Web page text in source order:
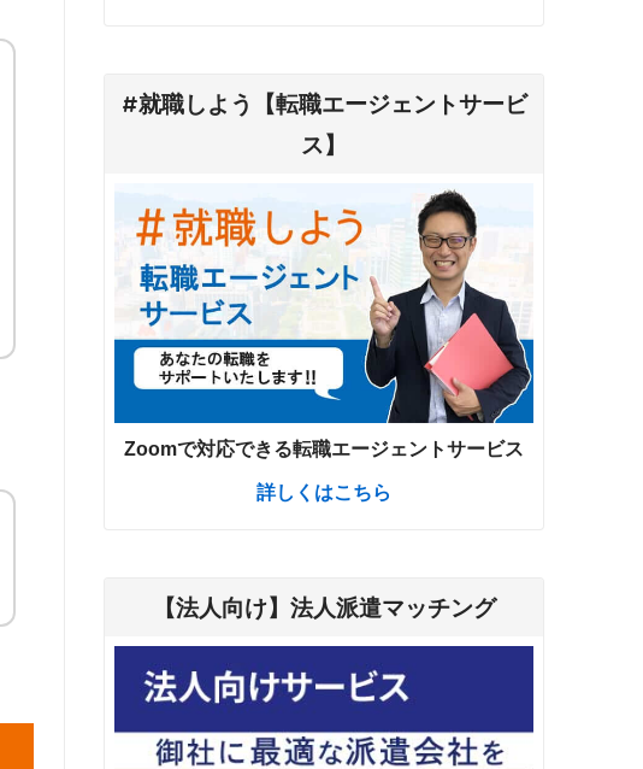
#就職しよう【転職エージェントサービ
ス】
Zoomで対応できる転職エージェントサービス
詳しくはこちら
【法人向け】法人派遣マッチング